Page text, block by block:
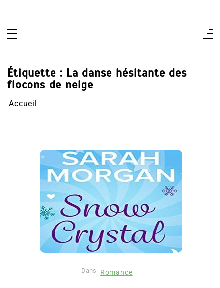
Étiquette : La danse hésitante des
flocons de neige
Accueil
Dans Romance